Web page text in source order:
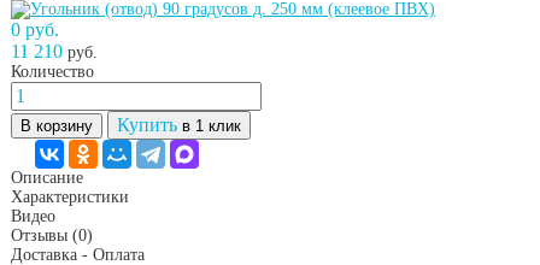
0 руб.
11 210 руб.
Количество
В корзину Купить в 1 клик
Описание
Характеристики
Видео
Отзывы (0)
Доставка - Оплата